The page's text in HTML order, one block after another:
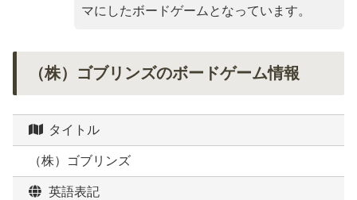
マにしたボードゲームとなっています。
（株）ゴブリンズのボードゲーム情報
タイトル
（株）ゴブリンズ
英語表記